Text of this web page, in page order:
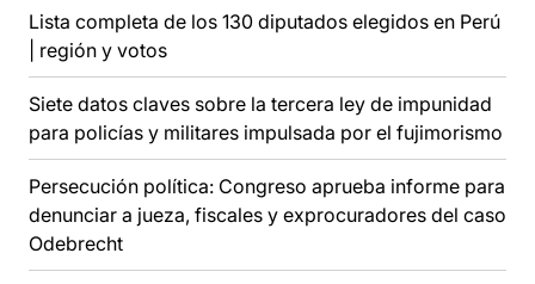
Lista completa de los 130 diputados elegidos en Perú
| región y votos
Siete datos claves sobre la tercera ley de impunidad
para policías y militares impulsada por el fujimorismo
Persecución política: Congreso aprueba informe para
denunciar a jueza, fiscales y exprocuradores del caso
Odebrecht